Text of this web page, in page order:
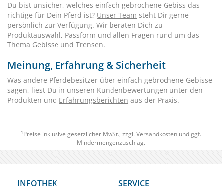
Du bist unsicher, welches einfach gebrochene Gebiss das
richtige für Dein Pferd ist? Unser Team steht Dir gerne
persönlich zur Verfügung. Wir beraten Dich zu
Produktauswahl, Passform und allen Fragen rund um das
Thema Gebisse und Trensen.
Meinung, Erfahrung & Sicherheit
Was andere Pferdebesitzer über einfach gebrochene Gebisse
sagen, liest Du in unseren Kundenbewertungen unter den
Produkten und Erfahrungsberichten aus der Praxis.
1 Preise inklusive gesetzlicher MwSt., zzgl. Versandkosten und ggf.
Mindermengenzuschlag.
INFOTHEK SERVICE